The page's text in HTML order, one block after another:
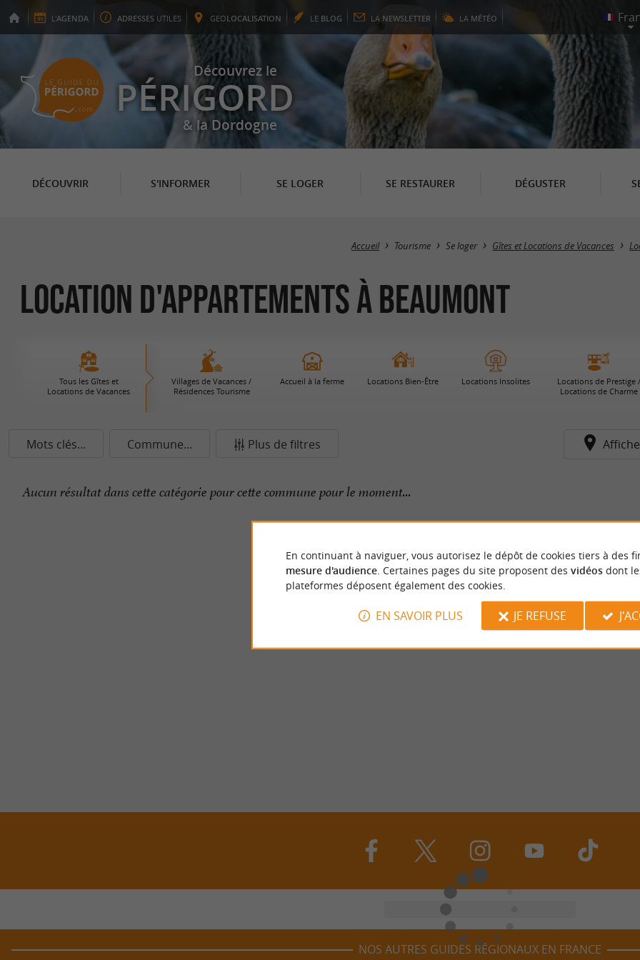
L'AGENDA ADRESSES UTILES GEOLOCALISATION LE BLOG LA NEWSLETTER LA MÉTÉO
Découvrez le
PÉRIGORD
& la Dordogne
DÉCOUVRIR S'INFORMER SE LOGER SE RESTAURER DÉGUSTER
Accueil Tourisme Se loger Gîtes et Locations de Vacances
Location d'Appartements à Beaumont
Tous les Gîtes et
Locations de Vacances
Villages de Vacances /
Résidences Tourisme
Accueil à la ferme Locations Bien-Être Locations Insolites
Locations de Prestige /
Locations de Charme
Mots clés... Commune... Plus de filtres
Aucun résultat dans cette catégorie pour cette commune pour le moment...
NOS AUTRES GUIDES RÉGIONAUX EN FRANCE
En continuant à naviguer, vous autorisez le dépôt de cookies tiers à des
mesure d'audience. Certaines pages du site proposent des vidéosdont
plateformes déposent également des cookies.
EN SAVOIR PLUS JE REFUSE